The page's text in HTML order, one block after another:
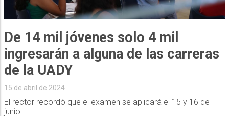
De 14 mil jóvenes solo 4 mil
ingresarán a alguna de las carreras
de la UADY
15 de abril de 2024
El rector recordó que el examen se aplicará el 15 y 16 de
junio.